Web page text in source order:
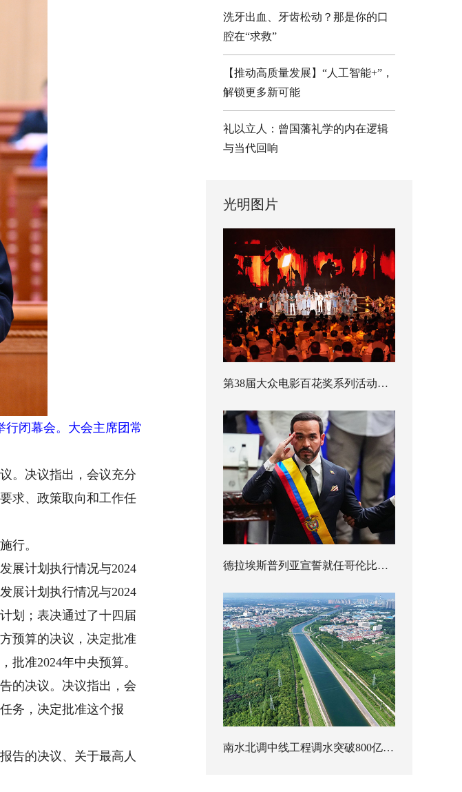
闭幕会。大会主席团常
。决议指出，会议充分
求、政策取向和工作任
行。
展计划执行情况与2024
展计划执行情况与2024
划；表决通过了十四届
预算的决议，决定批准
批准2024年中央预算。
的决议。决议指出，会
务，决定批准这个报
告的决议、关于最高人
洗牙出血、牙齿松动？那是你的口
腔在“求救”
【推动高质量发展】“人工智能+”，
解锁更多新可能
礼以立人：曾国藩礼学的内在逻辑
与当代回响
光明图片
第38届大众电影百花奖系列活动开幕
德拉埃斯普列亚宣誓就任哥伦比亚总统
南水北调中线工程调水突破800亿立方米